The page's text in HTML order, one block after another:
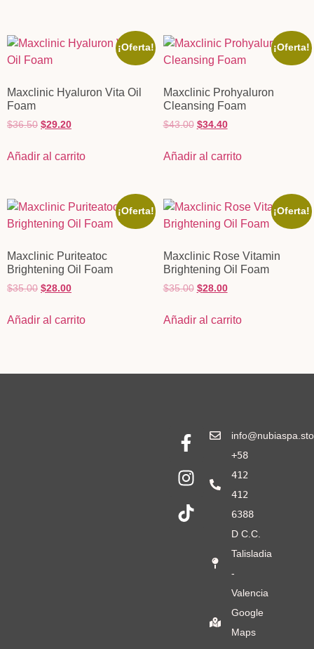
¡Oferta!
Maxclinic Hyaluron Vita Oil
Foam
$36.50 $29.20
Añadir al carrito
¡Oferta!
Maxclinic Prohyaluron
Cleansing Foam
$43.00 $34.40
Añadir al carrito
¡Oferta!
Maxclinic Puriteatoc
Brightening Oil Foam
$35.00 $28.00
Añadir al carrito
¡Oferta!
Maxclinic Rose Vitamin
Brightening Oil Foam
$35.00 $28.00
Añadir al carrito
+58
412
412
6388
D C.C.
Talisladia
-
Valencia
Google
Maps